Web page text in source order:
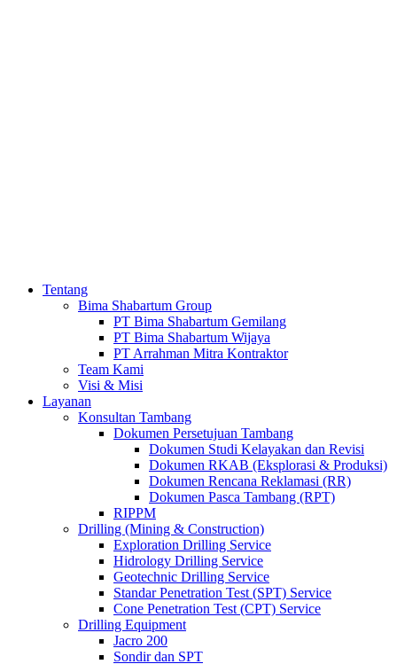
Tentang
Bima Shabartum Group
PT Bima Shabartum Gemilang
PT Bima Shabartum Wijaya
PT Arrahman Mitra Kontraktor
Team Kami
Visi & Misi
Layanan
Konsultan Tambang
Dokumen Persetujuan Tambang
Dokumen Studi Kelayakan dan Revisi
Dokumen RKAB (Eksplorasi & Produksi)
Dokumen Rencana Reklamasi (RR)
Dokumen Pasca Tambang (RPT)
RIPPM
Drilling (Mining & Construction)
Exploration Drilling Service
Hidrology Drilling Service
Geotechnic Drilling Service
Standar Penetration Test (SPT) Service
Cone Penetration Test (CPT) Service
Drilling Equipment
Jacro 200
Sondir dan SPT